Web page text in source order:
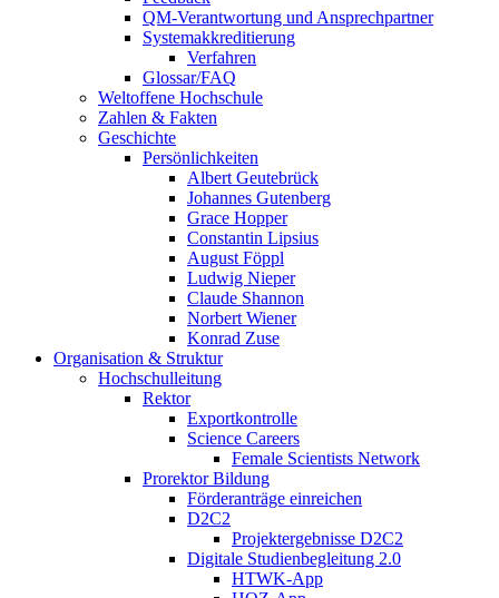
QM-Verantwortung und Ansprechpartner
Systemakkreditierung
Verfahren
Glossar/FAQ
Weltoffene Hochschule
Zahlen & Fakten
Geschichte
Persönlichkeiten
Albert Geutebrück
Johannes Gutenberg
Grace Hopper
Constantin Lipsius
August Föppl
Ludwig Nieper
Claude Shannon
Norbert Wiener
Konrad Zuse
Organisation & Struktur
Hochschulleitung
Rektor
Exportkontrolle
Science Careers
Female Scientists Network
Prorektor Bildung
Förderanträge einreichen
D2C2
Projektergebnisse D2C2
Digitale Studienbegleitung 2.0
HTWK-App